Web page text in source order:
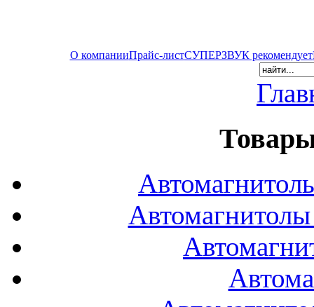
О компанииПрайс-листСУПЕРЗВУК рекомендует